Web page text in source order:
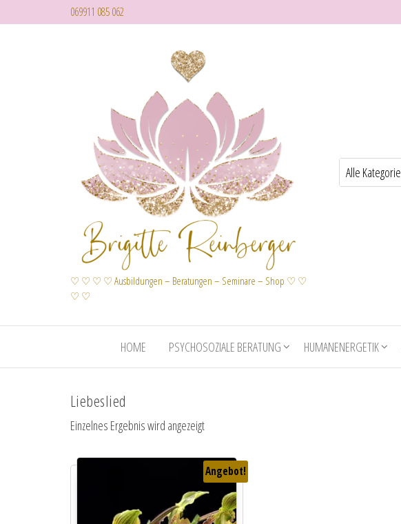
069911 085 062
♡ ♡ ♡ ♡ Ausbildungen – Beratungen – Seminare – Shop ♡ ♡
♡ ♡
HOME PSYCHOSOZIALE BERATUNG HUMANENERGETIK
Liebeslied
Einzelnes Ergebnis wird angezeigt
Angebot!